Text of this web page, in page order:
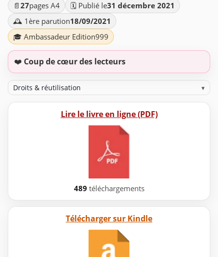
📄 27pages A4 🗓️ Publié le31 décembre 2021
🕰️ 1ère parution18/09/2021
🎓 Ambassadeur Edition999
❤️ Coup de cœur des lecteurs
Droits & réutilisation ▾
Lire le livre en ligne (PDF)
489 téléchargements
Télécharger sur Kindle